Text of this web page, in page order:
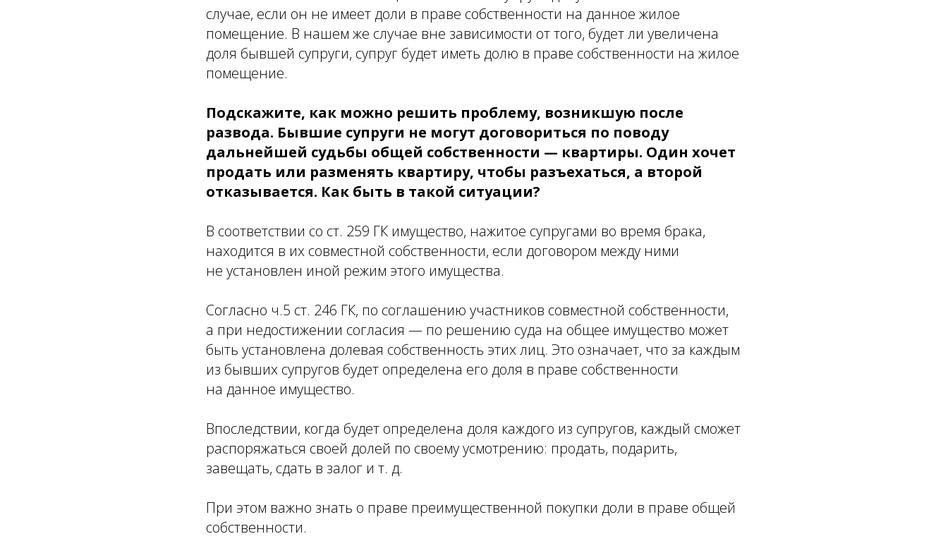
случае, если он не имеет доли в праве собственности на данное жилое
помещение. В нашем же случае вне зависимости от того, будет ли увеличена
доля бывшей супруги, супруг будет иметь долю в праве собственности на жилое
помещение.
Подскажите, как можно решить проблему, возникшую после
развода. Бывшие супруги не могут договориться по поводу
дальнейшей судьбы общей собственности — квартиры. Один хочет
продать или разменять квартиру, чтобы разъехаться, а второй
отказывается. Как быть в такой ситуации?
В соответствии со ст. 259 ГК имущество, нажитое супругами во время брака,
находится в их совместной собственности, если договором между ними
не установлен иной режим этого имущества.
Согласно ч.5 ст. 246 ГК, по соглашению участников совместной собственности,
а при недостижении согласия — по решению суда на общее имущество может
быть установлена долевая собственность этих лиц. Это означает, что за каждым
из бывших супругов будет определена его доля в праве собственности
на данное имущество.
Впоследствии, когда будет определена доля каждого из супругов, каждый сможет
распоряжаться своей долей по своему усмотрению: продать, подарить,
завещать, сдать в залог и т. д.
При этом важно знать о праве преимущественной покупки доли в праве общей
собственности.